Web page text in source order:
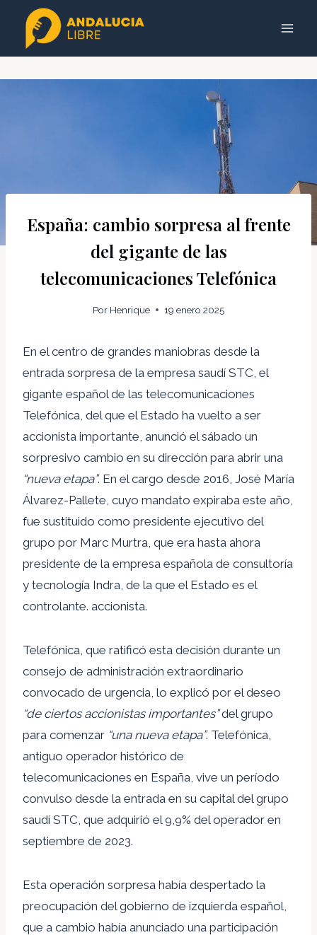
Saltar
contenido
España: cambio sorpresa al frente
del gigante de las
telecomunicaciones Telefónica
Por Henrique 19 enero 2025
En el centro de grandes maniobras desde la
entrada sorpresa de la empresa saudí STC, el
gigante español de las telecomunicaciones
Telefónica, del que el Estado ha vuelto a ser
accionista importante, anunció el sábado un
sorpresivo cambio en su dirección para abrir una
“nueva etapa”. En el cargo desde 2016, José María
Álvarez-Pallete, cuyo mandato expiraba este año,
fue sustituido como presidente ejecutivo del
grupo por Marc Murtra, que era hasta ahora
presidente de la empresa española de consultoría
y tecnología Indra, de la que el Estado es el
controlante. accionista.
Telefónica, que ratificó esta decisión durante un
consejo de administración extraordinario
convocado de urgencia, lo explicó por el deseo
“de ciertos accionistas importantes”del grupo
para comenzar “una nueva etapa”. Telefónica,
antiguo operador histórico de
telecomunicaciones en España, vive un período
convulso desde la entrada en su capital del grupo
saudí STC, que adquirió el 9,9% del operador en
septiembre de 2023.
Esta operación sorpresa había despertado la
preocupación del gobierno de izquierda español,
que a cambio había anunciado una participación